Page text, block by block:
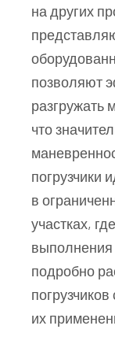
на других
позволяют
разгружать
что
погрузчики
в
участках,
выполнения
подробно
их